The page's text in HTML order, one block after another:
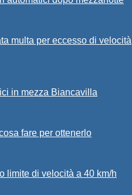
multa per eccesso di velocità
in mezza Biancavilla
fare per ottenerlo
limite di velocità a 40 km/h